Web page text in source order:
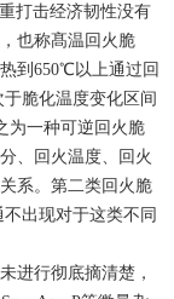
打击经济韧性没有
也称髙温回火脆
到650℃以上通过回
脆化温度变化区间
为一种可逆回火脆
、回火温度、回火
系。第二类回火脆
出现对于这类不同
进行彻底摘清楚，